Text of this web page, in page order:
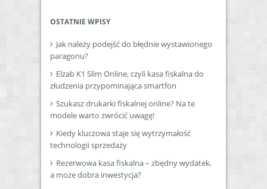
OSTATNIE WPISY
Jak należy podejść do błędnie wystawionego
paragonu?
Elzab K1 Slim Online, czyli kasa fiskalna do
złudzenia przypominająca smartfon
Szukasz drukarki fiskalnej online? Na te
modele warto zwrócić uwagę!
Kiedy kluczowa staje się wytrzymałość
technologii sprzedaży
Rezerwowa kasa fiskalna – zbędny wydatek,
a może dobra inwestycja?